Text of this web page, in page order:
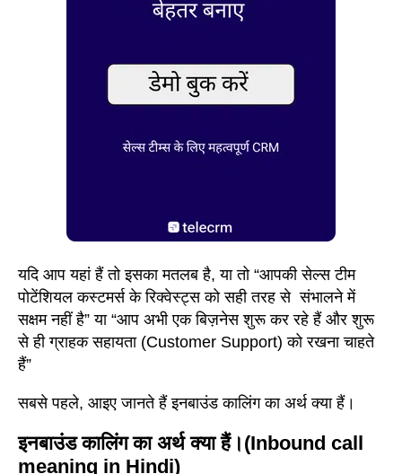
यदि आप यहां हैं तो इसका मतलब है, या तो “आपकी सेल्स टीम
पोटेंशियल कस्टमर्स के रिक्वेस्ट्स को सही तरह से संभालने में
सक्षम नहीं है” या “आप अभी एक बिज़नेस शुरू कर रहे हैं और शुरू
से ही ग्राहक सहायता (Customer Support) को रखना चाहते
हैं”
सबसे पहले, आइए जानते हैं इनबाउंड कालिंग का अर्थ क्या हैं।
इनबाउंड कालिंग का अर्थ क्या हैं।(Inbound call
meaning in Hindi)